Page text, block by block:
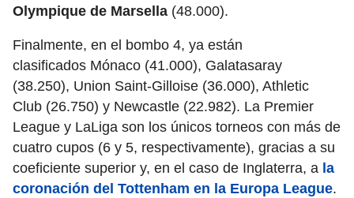
Olympique de Marsella (48.000).
Finalmente, en el bombo 4, ya están
clasificados Mónaco (41.000), Galatasaray
(38.250), Union Saint-Gilloise (36.000), Athletic
Club (26.750) y Newcastle (22.982). La Premier
League y LaLiga son los únicos torneos con más de
cuatro cupos (6 y 5, respectivamente), gracias a su
coeficiente superior y, en el caso de Inglaterra, a la
coronación del Tottenham en la Europa League.